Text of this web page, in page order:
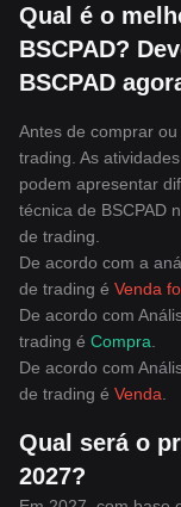
Qual é o
BSCPAD?
BSCPAD
Antes de comprar
trading. As
podem apresentar
técnica de BSCPAD
de trading.
De acordo com a
de trading é Venda
De acordo com
trading é Compra
De acordo com
de trading é Venda
Qual será o
2027?